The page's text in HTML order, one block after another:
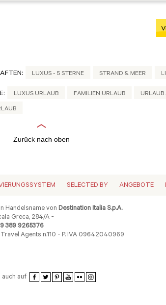
LUXUS - 5 STERNE STRAND & MEER
LUXUS URLAUB FAMILIEN URLAUB URLAUB
Zurück nach oben
SELECTED BY ANGEBOTE
Handelsname vonDestination Italia S.p.A.
Greca, 284/A -
389 9265376
Agents n.110 - P. IVA 09642040969
auch auf